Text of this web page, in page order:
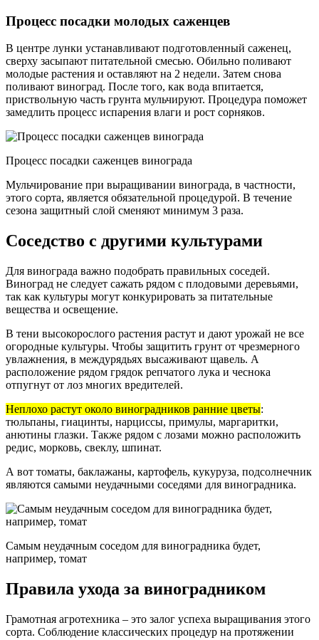
Процесс посадки молодых саженцев
В центре лунки устанавливают подготовленный саженец,
сверху засыпают питательной смесью. Обильно поливают
молодые растения и оставляют на 2 недели. Затем снова
поливают виноград. После того, как вода впитается,
приствольную часть грунта мульчируют. Процедура поможет
замедлить процесс испарения влаги и рост сорняков.
Процесс посадки саженцев винограда
Мульчирование при выращивании винограда, в частности,
этого сорта, является обязательной процедурой. В течение
сезона защитный слой сменяют минимум 3 раза.
Соседство с другими культурами
Для винограда важно подобрать правильных соседей.
Виноград не следует сажать рядом с плодовыми деревьями,
так как культуры могут конкурировать за питательные
вещества и освещение.
В тени высокорослого растения растут и дают урожай не все
огородные культуры. Чтобы защитить грунт от чрезмерного
увлажнения, в междурядьях высаживают щавель. А
расположение рядом грядок репчатого лука и чеснока
отпугнут от лоз многих вредителей.
Неплохо растут около виноградников ранние цветы:
тюльпаны, гиацинты, нарциссы, примулы, маргаритки,
анютины глазки. Также рядом с лозами можно расположить
редис, морковь, свеклу, шпинат.
А вот томаты, баклажаны, картофель, кукуруза, подсолнечник
являются самыми неудачными соседями для виноградника.
Самым неудачным соседом для виноградника будет,
например, томат
Правила ухода за виноградником
Грамотная агротехника – это залог успеха выращивания этого
сорта. Соблюдение классических процедур на протяжении